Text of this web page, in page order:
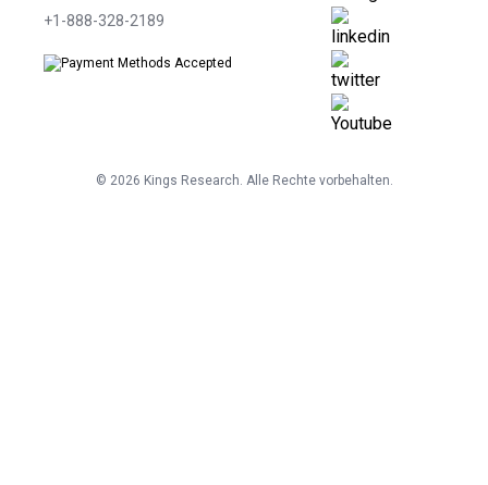
+1-888-328-2189
© 2026 Kings Research. Alle Rechte vorbehalten.